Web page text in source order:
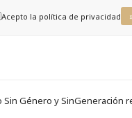
Acepto la política de privacidad